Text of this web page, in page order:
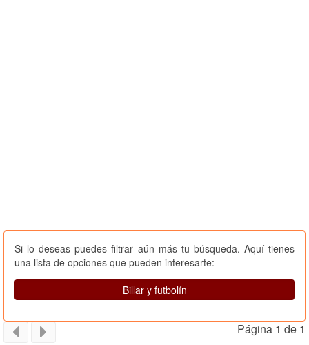
Si lo deseas puedes filtrar aún más tu búsqueda. Aquí tienes
una lista de opciones que pueden interesarte:
Billar y futbolín
Página 1 de 1